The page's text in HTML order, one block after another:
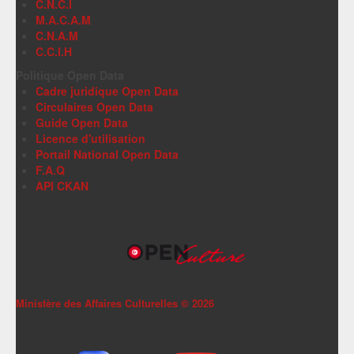
C.N.C.I
M.A.C.A.M
C.N.A.M
C.C.I.H
Cadre juridique Open Data
Circulaires Open Data
Guide Open Data
Licence d'utilisation
Portail National Open Data
F.A.Q
API CKAN
Ministère des Affaires Culturelles © 2026